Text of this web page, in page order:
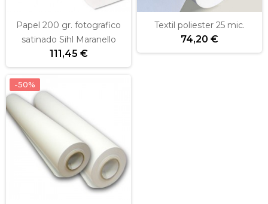
Papel 200 gr. fotografico
satinado Sihl Maranello
111,45 €
Textil poliester 25 mic.
74,20 €
-50%